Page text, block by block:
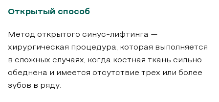
Открытый способ
Метод открытого синус-лифтинга —
хирургическая процедура, которая выполняется
в сложных случаях, когда костная ткань сильно
обеднена и имеется отсутствие трех или более
зубов в ряду.